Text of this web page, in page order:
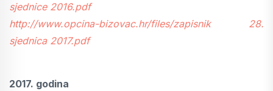
sjednice 2016.pdf
http://www.opcina-bizovac.hr/files/zapisnik 28.
sjednica 2017.pdf
2017. godina